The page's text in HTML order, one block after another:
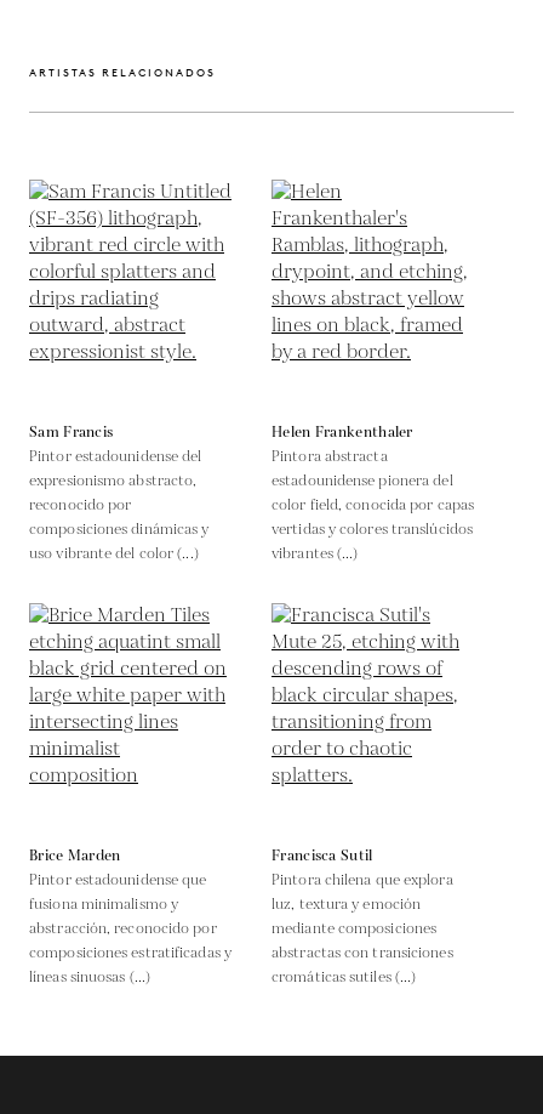
ARTISTAS RELACIONADOS
Sam Francis
Pintor estadounidense del
expresionismo abstracto,
reconocido por
composiciones dinámicas y
uso vibrante del color (...)
Helen Frankenthaler
Pintora abstracta
estadounidense pionera del
color field, conocida por capas
vertidas y colores translúcidos
vibrantes (...)
Brice Marden
Pintor estadounidense que
fusiona minimalismo y
abstracción, reconocido por
composiciones estratificadas y
líneas sinuosas (...)
Francisca Sutil
Pintora chilena que explora
luz, textura y emoción
mediante composiciones
abstractas con transiciones
cromáticas sutiles (...)